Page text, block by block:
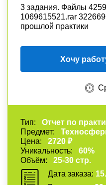
3 задания. Файлы
1069615521.rar
прошлой практики
Хочу
Тип:
Отчет по
Предмет:
Цена:
2720 ₽
Уникальность:
60%
Объём:
25-30 стр.
Дата заказа: